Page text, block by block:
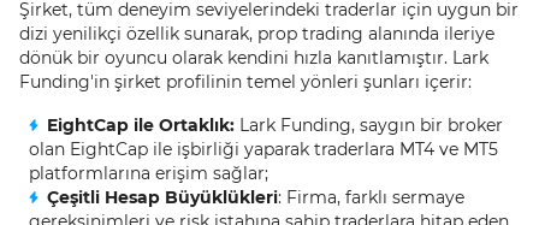
Şirket, tüm deneyim seviyelerindeki traderlar için uygun bir
dizi yenilikçi özellik sunarak, prop trading alanında ileriye
dönük bir oyuncu olarak kendini hızla kanıtlamıştır. Lark
Funding'in şirket profilinin temel yönleri şunları içerir:
EightCap ile Ortaklık: Lark Funding, saygın bir broker
olan EightCap ile işbirliği yaparak traderlara MT4 ve MT5
platformlarına erişim sağlar;
Çeşitli Hesap Büyüklükleri: Firma, farklı sermaye